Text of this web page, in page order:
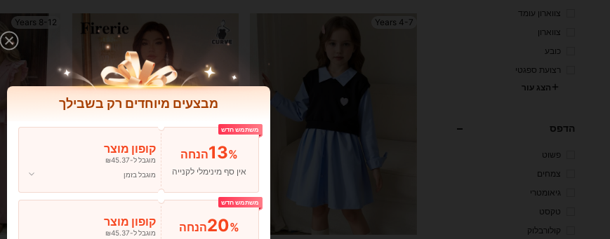
צווארון עומד
צווארון
כובע
רצועת ספגטי
הצג עור
הדפס
פשוט
צמחים
גיאומטרי
טקסט
קולורבלוק
4-7 Years
8-12 Years
מבצעים מיוחדים רק בשבילך
משתמש חדש
13%הנחה
אין סף מינימלי לקנייה
קופון מוצר
מוגבל ל-₪45.37
מוגבל בזמן
משתמש חדש
20%הנחה קופון מוצר
מוגבל ל-₪45.37